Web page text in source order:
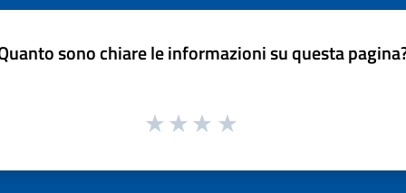
sono chiare le informazioni su questa